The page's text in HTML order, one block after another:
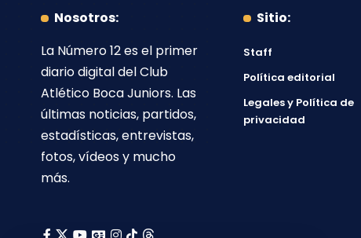
Nosotros:
La Número 12es el primer
diario digital delClub
Atlético Boca Juniors. Las
últimas noticias, partidos,
estadísticas, entrevistas,
fotos, vídeos y mucho
más.
Sitio:
Staff
Política editorial
Legales y Política de
privacidad